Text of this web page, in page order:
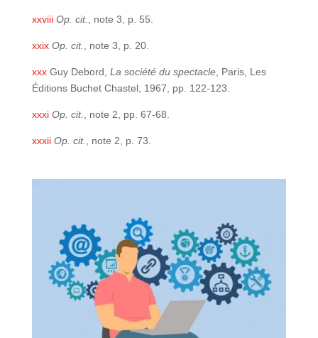
xxviii Op. cit., note 3, p. 55.
xxix Op. cit., note 3, p. 20.
xxxGuy Debord, La société du spectacle, Paris, Les
Éditions Buchet Chastel, 1967, pp. 122-123.
xxxi Op. cit., note 2, pp. 67-68.
xxxii Op. cit., note 2, p. 73.